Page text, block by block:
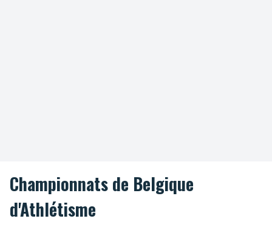
Championnats de Belgique
d'Athlétisme